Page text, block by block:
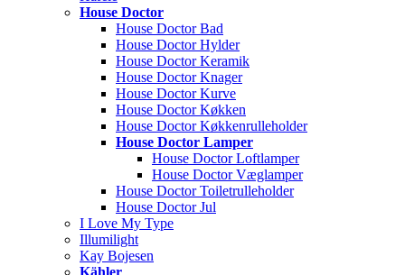
House Doctor
House Doctor Bad
House Doctor Hylder
House Doctor Keramik
House Doctor Knager
House Doctor Kurve
House Doctor Køkken
House Doctor Køkkenrulleholder
House Doctor Lamper
House Doctor Loftlamper
House Doctor Væglamper
House Doctor Toiletrulleholder
House Doctor Jul
I Love My Type
Illumilight
Kay Bojesen
Kähler